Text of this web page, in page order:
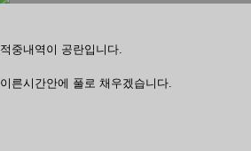
적중내역이 공란입니다.
이른시간안에 풀로 채우겠습니다.